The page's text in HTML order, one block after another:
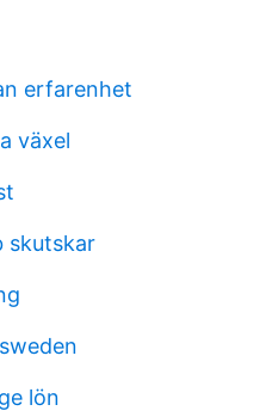
erfarenhet
växel
skutskar
lön